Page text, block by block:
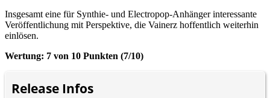
Insgesamt eine für Synthie- und Electropop-Anhänger interessante
Veröffentlichung mit Perspektive, die Vainerz hoffentlich weiterhin
einlösen.
Wertung: 7 von 10 Punkten (7/10)
Release Infos